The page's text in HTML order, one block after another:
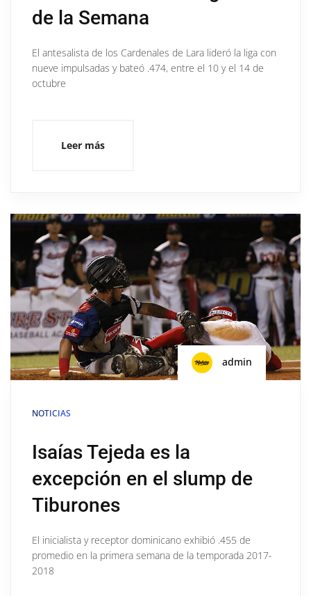
de la Semana
El antesalista de los Cardenales de Lara lideró la liga con
nueve impulsadas y bateó .474, entre el 10 y el 14 de
octubre
Leer más
admin
NOTICIAS
Isaías Tejeda es la
excepción en el slump de
Tiburones
El inicialista y receptor dominicano exhibió .455 de
promedio en la primera semana de la temporada 2017-
2018